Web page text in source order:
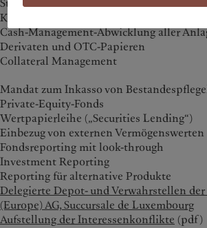
Steuerrückforderung
Kapital- und Wertpapiertransfers
Cash-Management-Abwicklung aller
Derivaten und OTC-Papieren
Collateral Management
Mandat zum Inkasso von
Private-Equity-Fonds
Wertpapierleihe („Securities Lending“)
Einbezug von externen Vermögenswerten
Fondsreporting mit look-through
Investment Reporting
Reporting für alternative Produkte
Delegierte Depot- und Verwahrstellen
(Europe) AG, Succursale de Luxembourg
Aufstellung der Interessenkonflikte (pdf)